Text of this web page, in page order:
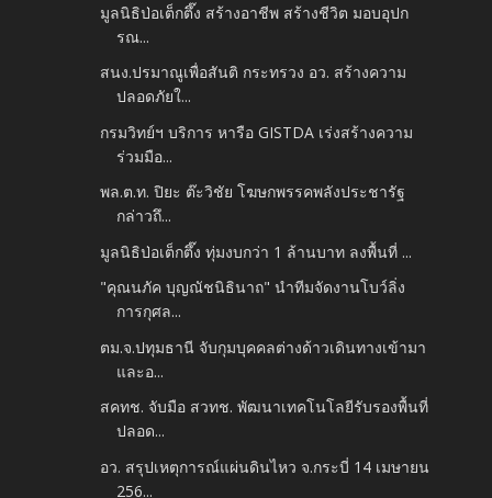
มูลนิธิป่อเต็กตึ๊ง สร้างอาชีพ สร้างชีวิต มอบอุปก
รณ...
สนง.ปรมาณูเพื่อสันติ กระทรวง อว. สร้างความ
ปลอดภัยใ...
กรมวิทย์ฯ บริการ หารือ GISTDA เร่งสร้างความ
ร่วมมือ...
พล.ต.ท. ปิยะ ต๊ะวิชัย โฆษกพรรคพลังประชารัฐ
กล่าวถึ...
มูลนิธิป่อเต็กตึ๊ง ทุ่มงบกว่า 1 ล้านบาท ลงพื้นที่ ...
"คุณนภัค บุญณัชนิธินาถ" นำทีมจัดงานโบว์ลิ่ง
การกุศล...
ตม.จ.ปทุมธานี จับกุมบุคคลต่างด้าวเดินทางเข้ามา
และอ...
สคทช. จับมือ สวทช. พัฒนาเทคโนโลยีรับรองพื้นที่
ปลอด...
อว. สรุปเหตุการณ์แผ่นดินไหว จ.กระบี่ 14 เมษายน
256...